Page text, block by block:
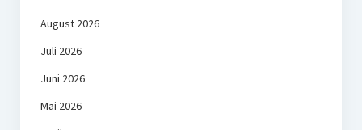
August 2026
Juli 2026
Juni 2026
Mai 2026